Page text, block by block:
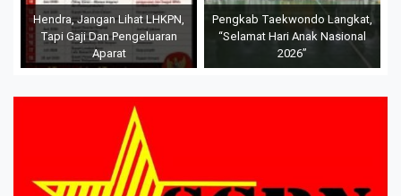
Hendra, Jangan Lihat LHKPN,
Tapi Gaji Dan Pengeluaran
Aparat
Pengkab Taekwondo Langkat,
“Selamat Hari Anak Nasional
2026”